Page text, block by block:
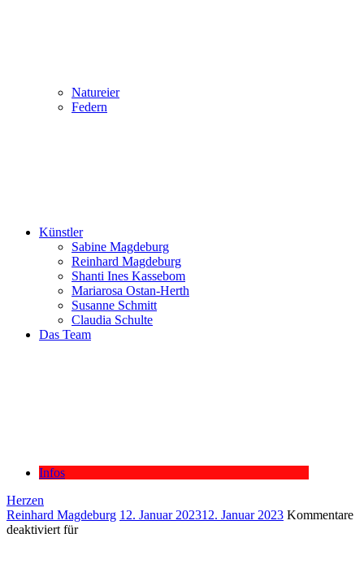
Natureier
Federn
Künstler
Sabine Magdeburg
Reinhard Magdeburg
Shanti Ines Kassebom
Mariarosa Ostan-Herth
Susanne Schmitt
Claudia Schulte
Das Team
Infos
Herzen
Reinhard Magdeburg 12. Januar 202312. Januar 2023 Kommentare
deaktiviert für